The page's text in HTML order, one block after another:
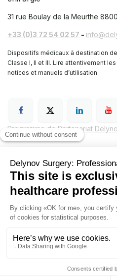
31 rue Boulay de la Meurthe
+33 (0)3 72 54 02 57 -
Dispositifs médicaux à destination
Classe I, II et III. Lire attentivement
notices et manuels d’utilisation.
Programme de Partenariat
Conditions générales de vente
Mentions légales
Politique de confidentialité de
Hyginov
Sutures